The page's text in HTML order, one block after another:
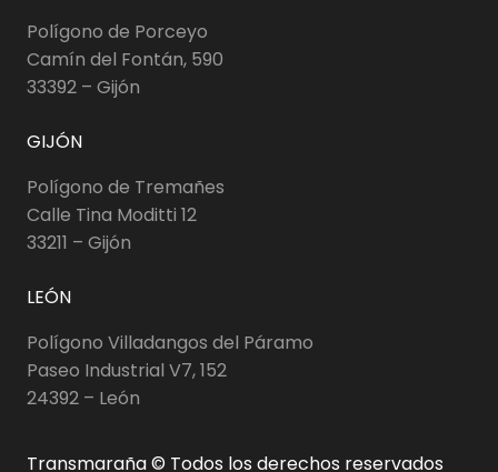
Polígono de Porceyo
Camín del Fontán, 590
33392 – Gijón
GIJÓN
Polígono de Tremañes
Calle Tina Moditti 12
33211 – Gijón
LEÓN
Polígono Villadangos del Páramo
Paseo Industrial V7, 152
24392 – León
Transmaraña © Todos los derechos reservados